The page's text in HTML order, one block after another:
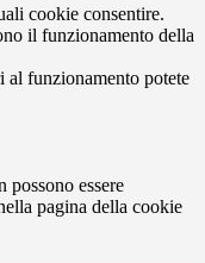
cookie consentire.
il funzionamento della
al funzionamento potete
possono essere
pagina della cookie